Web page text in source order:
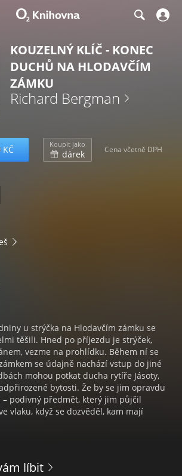
KOUZELNÝ KLÍČ - KONEC
DUCHŮ NA HLODAVČÍM
ZÁMKU
Richard Bergman
KČ Koupit jako
dárek Cena včetně DPH
u strýčka na Hlodavčím zámku se
těšili. Hned po příjezdu je strýček,
vezme na prohlídku. Během ní se
se údajně nachází vstup do jiné
mohou potkat ducha rytíře Jásoty,
bytosti. Že by se jim opravdu
– podivný předmět, který jim půjčil
vlaku, když se dozvěděl, kam mají
líbit